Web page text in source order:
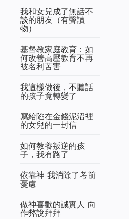
我和女兒成了無話不
談的朋友（有聲讀
物）
基督教家庭教育：如
何改善高壓教育不再
被名利苦害
我這樣做後，不聽話
的孩子竟轉變了
寫給陷在金錢泥沼裡
的女兒的一封信
如何教養叛逆的孩
子，我有路了
依靠神 我消除了考前
憂慮
做神喜歡的誠實人 向
作弊說拜拜